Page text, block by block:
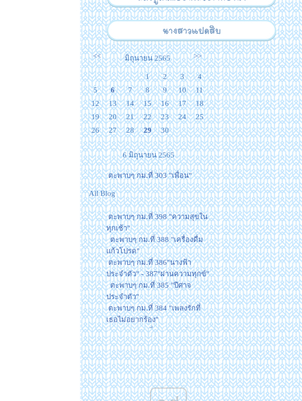
<< มิถุนายน 2565 >>
1 2 3
4
5
6 7 8 9 10
11
12
13 14 15 16 17
18
19
20 21 22 23 24
25
26
27 28 29 30
6 มิถุนายน 2565
ตะพาบๆ กม.ที่ 303 "เพื่อน"
All Blog
ตะพาบๆ กม.ที่ 398 "ความสุขใน
ทุกเช้า"
ตะพาบๆ กม.ที่ 388 "เครื่องดื่ม
ก้วโปรด"
ตะพาบๆ กม.ที่ 386"นางฟ้า
ประจำตัว" - 387"ผ่านความทุกข์"
ตะพาบๆ กม.ที่ 385 "ปีศาจ
ประจำตัว"
ตะพาบๆ กม.ที่ 384 "เพลงรักที่
เธอไม่อยากร้อง"
ตะพาบๆ กม.ที่ 369 "แรงบันดาล
จ"
ตะพาบๆ กม.ที่ 368 "ยุ่งยาก"
ตะพาบๆ กม.ที่ 367 "คำอวยพร"
ตะพาบๆ กม.ที่ 365 "ไกล"
ตะพาบๆ กม.ที่ 355 "3 in 1"